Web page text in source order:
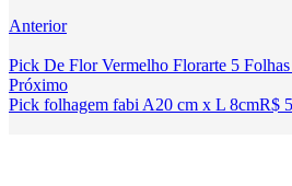
Anterior
Pick De Flor Vermelho Florarte 5
Próximo
Pick folhagem fabi A20 cm x L 8cmR$